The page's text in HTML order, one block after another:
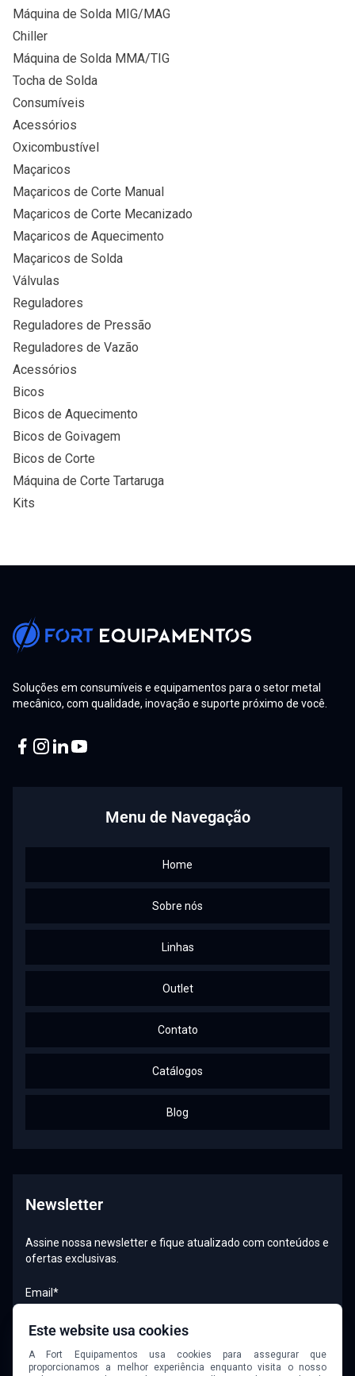
Este website usa cookies
A Fort Equipamentos usa cookies para assegurar que
proporcionamos a melhor experiência enquanto visita o nosso
Máquina de Solda MIG/MAG
Chiller
Máquina de Solda MMA/TIG
Tocha de Solda
Consumíveis
Acessórios
Oxicombustível
Maçaricos
Maçaricos de Corte Manual
Maçaricos de Corte Mecanizado
Maçaricos de Aquecimento
Maçaricos de Solda
Válvulas
Reguladores
Reguladores de Pressão
Reguladores de Vazão
Acessórios
Bicos
Bicos de Aquecimento
Bicos de Goivagem
Bicos de Corte
Máquina de Corte Tartaruga
Kits
Soluções em consumíveis e equipamentos para o setor metal
mecânico, com qualidade, inovação e suporte próximo de você.
Menu de Navegação
Home
Sobre nós
Linhas
Outlet
Contato
Catálogos
Blog
Newsletter
Assine nossa newsletter e fique atualizado com conteúdos e
ofertas exclusivas.
Email*
Quero receber newsletter